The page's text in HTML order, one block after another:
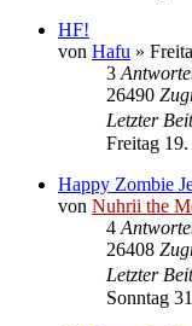
HF!
von Hafu »
3
26490
Letzter
Freitag
Happy Zombie
von Nuhrii the
4
26408
Letzter
Sonntag